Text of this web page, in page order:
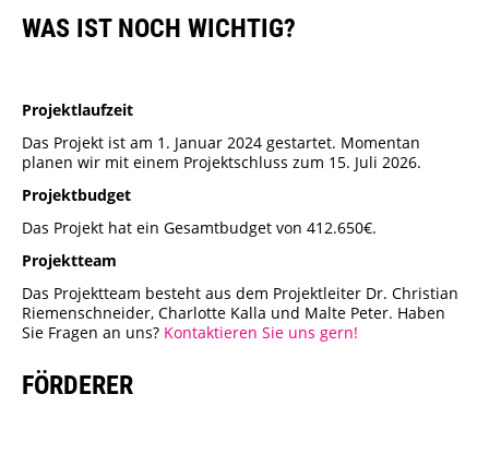
WAS IST NOCH WICHTIG?
Projektlaufzeit
Das Projekt ist am 1. Januar 2024 gestartet. Momentan
planen wir mit einem Projektschluss zum 15. Juli 2026.
Projektbudget
Das Projekt hat ein Gesamtbudget von 412.650€.
Projektteam
Das Projektteam besteht aus dem Projektleiter Dr. Christian
Riemenschneider, Charlotte Kalla und Malte Peter. Haben
Sie Fragen an uns? Kontaktieren Sie uns gern!
FÖRDERER